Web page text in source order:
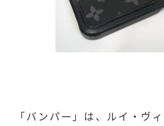
「バンパー」は、ルイ・ヴ